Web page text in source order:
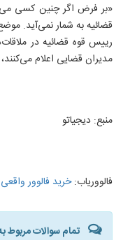
«بر فرض اگر چنین کسی
قضائیه به شمار نمی‌آید.
رییس قوه قضائیه در
مدیران قضایی اعلام
منبع: دیجیاتو
فالووریاب:خرید فالوور واقعی
تمام سوالات مربوط